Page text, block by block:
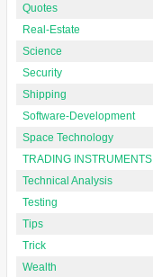
Quotes
Real-Estate
Science
Security
Shipping
Software-Development
Space Technology
TRADING INSTRUMENTS
Technical Analysis
Testing
Tips
Trick
Wealth